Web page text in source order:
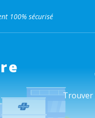
100% sécurisé
100% sécurisé
en clinique vétérinaire
croquettes vétérinaireTrouver